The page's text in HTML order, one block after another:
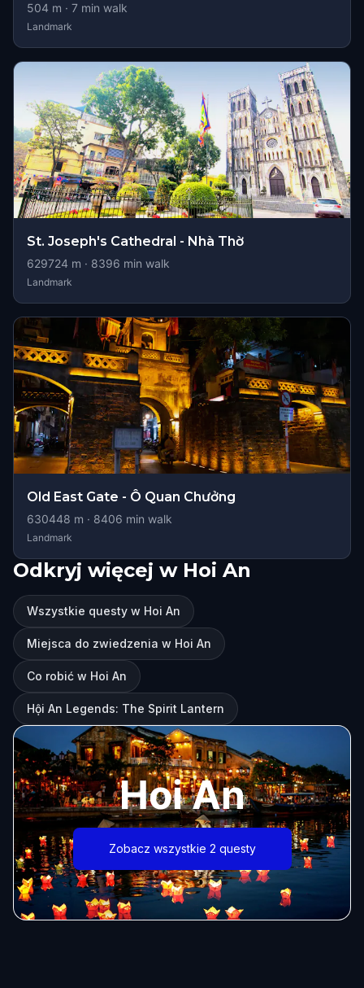
504 m · 7 min walk
Landmark
St. Joseph's Cathedral - Nhà Thờ
629724 m · 8396 min walk
Landmark
Old East Gate - Ô Quan Chưởng
630448 m · 8406 min walk
Landmark
Odkryj więcej w Hoi An
Wszystkie questy w Hoi An
Miejsca do zwiedzenia w Hoi An
Co robić w Hoi An
Hội An Legends: The Spirit Lantern
Hoi An
Zobacz wszystkie 2 questy